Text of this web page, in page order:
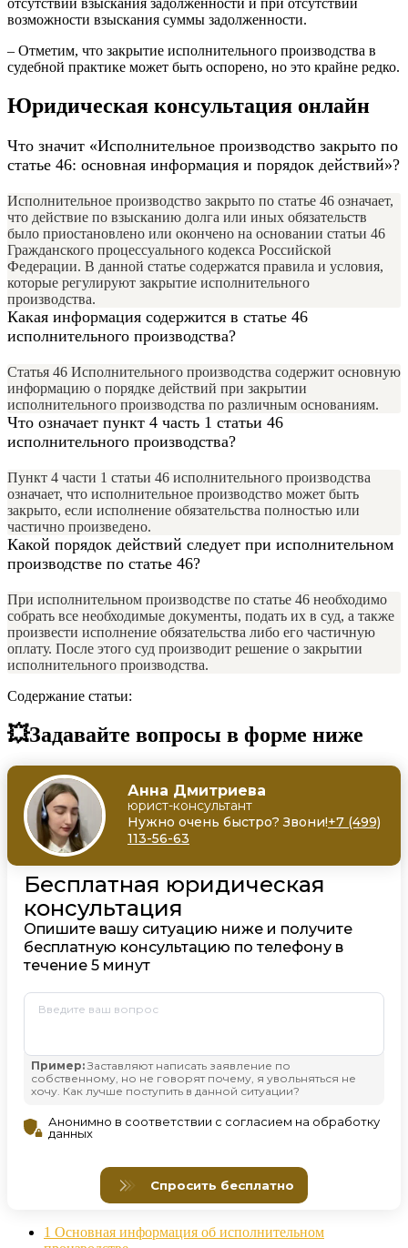
отсутствии взыскания задолженности и при отсутствии
возможности взыскания суммы задолженности.
– Отметим, что закрытие исполнительного производства в
судебной практике может быть оспорено, но это крайне редко.
Юридическая консультация онлайн
Что значит «Исполнительное производство закрыто по
статье 46: основная информация и порядок действий»?
Исполнительное производство закрыто по статье 46 означает,
что действие по взысканию долга или иных обязательств
было приостановлено или окончено на основании статьи 46
Гражданского процессуального кодекса Российской
Федерации. В данной статье содержатся правила и условия,
которые регулируют закрытие исполнительного
производства.
Какая информация содержится в статье 46
исполнительного производства?
Статья 46 Исполнительного производства содержит основную
информацию о порядке действий при закрытии
исполнительного производства по различным основаниям.
Что означает пункт 4 часть 1 статьи 46
исполнительного производства?
Пункт 4 части 1 статьи 46 исполнительного производства
означает, что исполнительное производство может быть
закрыто, если исполнение обязательства полностью или
частично произведено.
Какой порядок действий следует при исполнительном
производстве по статье 46?
При исполнительном производстве по статье 46 необходимо
собрать все необходимые документы, подать их в суд, а также
произвести исполнение обязательства либо его частичную
оплату. После этого суд производит решение о закрытии
исполнительного производства.
Содержание статьи:
💥Задавайте вопросы в форме ниже
1 Основная информация об исполнительном